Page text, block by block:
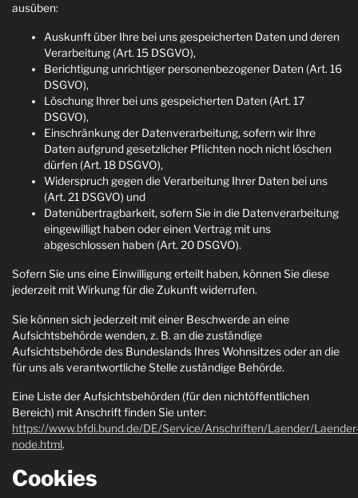
ausüben:
Auskunft über Ihre bei uns gespeicherten Daten und deren
Verarbeitung (Art. 15 DSGVO),
Berichtigung unrichtiger personenbezogener Daten (Art. 16
DSGVO),
Löschung Ihrer bei uns gespeicherten Daten (Art. 17
DSGVO),
Einschränkung der Datenverarbeitung, sofern wir Ihre
Daten aufgrund gesetzlicher Pflichten noch nicht löschen
dürfen (Art. 18 DSGVO),
Widerspruch gegen die Verarbeitung Ihrer Daten bei uns
(Art. 21 DSGVO) und
Datenübertragbarkeit, sofern Sie in die Datenverarbeitung
eingewilligt haben oder einen Vertrag mit uns
abgeschlossen haben (Art. 20 DSGVO).
Sofern Sie uns eine Einwilligung erteilt haben, können Sie diese
jederzeit mit Wirkung für die Zukunft widerrufen.
Sie können sich jederzeit mit einer Beschwerde an eine
Aufsichtsbehörde wenden, z. B. an die zuständige
Aufsichtsbehörde des Bundeslands Ihres Wohnsitzes oder an die
für uns als verantwortliche Stelle zuständige Behörde.
Eine Liste der Aufsichtsbehörden (für den nichtöffentlichen
Bereich) mit Anschrift finden Sie unter:
https://www.bfdi.bund.de/DE/Service/Anschriften/Laender/
node.html.
Cookies